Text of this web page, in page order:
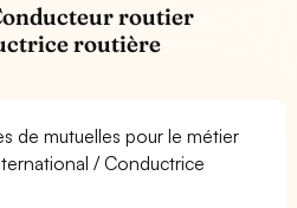
routier
routière
de mutuelles pour le métier
/ Conductrice